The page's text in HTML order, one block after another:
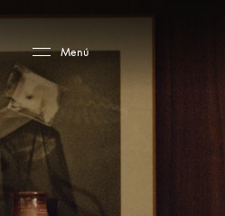
Menú